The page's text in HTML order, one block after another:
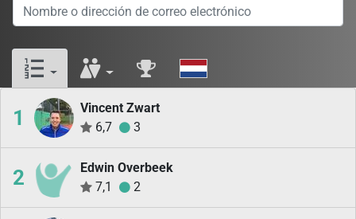
1
Vincent Zwart
6,7
3
2
Edwin Overbeek
7,1
2